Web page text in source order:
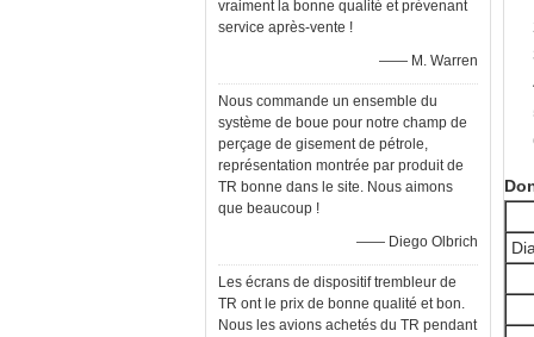
vraiment la bonne qualité et prévenant
service après-vente !
—— M. Warren
Nous commande un ensemble du
système de boue pour notre champ de
perçage de gisement de pétrole,
représentation montrée par produit de
TR bonne dans le site. Nous aimons
que beaucoup !
—— Diego Olbrich
Les écrans de dispositif trembleur de
TR ont le prix de bonne qualité et bon.
Nous les avions achetés du TR pendant